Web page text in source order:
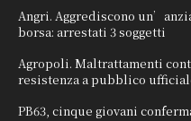
Angri. Aggrediscono
borsa: arrestati 3 soggetti
Agropoli. Maltrattamenti
resistenza a pubblico
PB63, cinque giovani